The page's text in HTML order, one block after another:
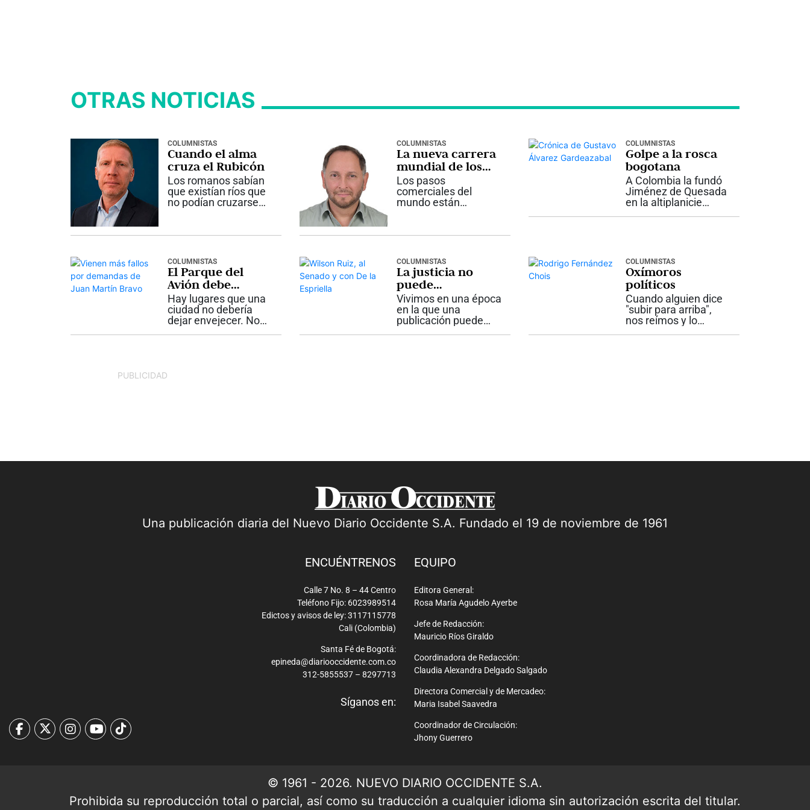
OTRAS NOTICIAS
COLUMNISTAS
Cuando el alma
cruza el Rubicón
Los romanos sabían
que existían ríos que
no podían cruzarse
pareciera una historia
sigue presente en
nuestras vidas. En la
antigua Roma...
COLUMNISTAS
La nueva carrera
mundial de los
28K
Los pasos
comerciales del
mundo están
en este inicio de
hace pocos días se
presentara un
terremoto de
magnitud 5.6 con
epicentro a sólo 38...
COLUMNISTAS
Golpe a la rosca
bogotana
A Colombia la fundó
Jiménez de Quesada
en la altiplanicie
recorrido
conquistador le
acompañaron día y
noche mientras
siguió la ruta...
COLUMNISTAS
El Parque del
Avión debe
recuperarse
Hay lugares que una
ciudad no debería
dejar envejecer. No
COLUMNISTAS
La justicia no
puede
construirse sobre
la prisa
Vivimos en una época
en la que una
publicación puede
COLUMNISTAS
Oxímoros
políticos
Cuando alguien dice
"subir para arriba",
nos reímos y lo
PUBLICIDAD
Una publicación diaria del Nuevo Diario Occidente S.A. Fundado el 19 de noviembre de 1961
ENCUÉNTRENOS
Calle 7 No. 8 – 44 Centro
Teléfono Fijo: 6023989514
Edictos y avisos de ley: 3117115778
Cali (Colombia)
Santa Fé de Bogotá:
epineda@diariooccidente.com.co
312-5855537 – 8297713
Síganos en:
EQUIPO
Editora General:
Rosa María Agudelo Ayerbe
Jefe de Redacción:
Mauricio Ríos Giraldo
Coordinadora de Redacción:
Claudia Alexandra Delgado Salgado
Directora Comercial y de Mercadeo:
Maria Isabel Saavedra
Coordinador de Circulación:
Jhony Guerrero
© 1961 - 2026. NUEVO DIARIO OCCIDENTE S.A.
Prohibida su reproducción total o parcial, así como su traducción a cualquier idioma sin autorización escrita del titular.